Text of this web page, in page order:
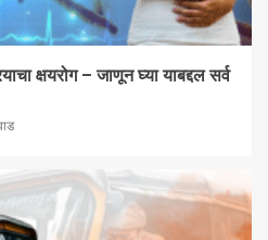
क्षयरोग – जाणून घ्या याबद्दल सर्व